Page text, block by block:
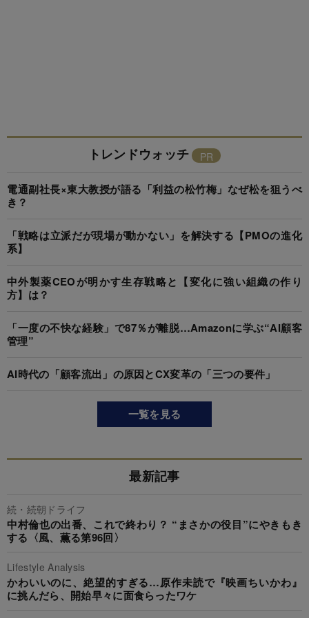
トレンドウォッチ
電通副社長×東大教授が語る「利益の松竹梅」なぜ松を狙うべ
き？
「戦略は立派だが現場が動かない」を解決する【PMOの進化
系】
中外製薬CEOが明かす生存戦略と【変化に強い組織の作り
方】は？
「一度の不快な経験」で87％が離脱…Amazonに学ぶ“AI顧客
管理”
AI時代の「顧客流出」の原因とCX変革の「三つの要件」
一覧を見る
最新記事
続・続朝ドライフ
中村倫也の出番、これで終わり？ “まさかの役目”にやきもき
する〈風、薫る第96回〉
Lifestyle Analysis
かわいいのに、絶望的すぎる…原作未読で『映画ちいかわ』
に挑んだら、開始早々に面食らったワケ